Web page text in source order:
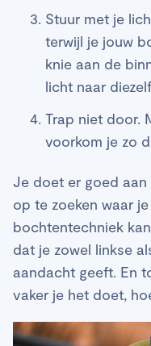
Stuur met je
terwijl je jouw
knie aan de
licht naar
Trap niet door.
voorkom je zo
Je doet er goed
op te zoeken waar
bochtentechniek
dat je zowel linkse
aandacht geeft. En
vaker je het doet,